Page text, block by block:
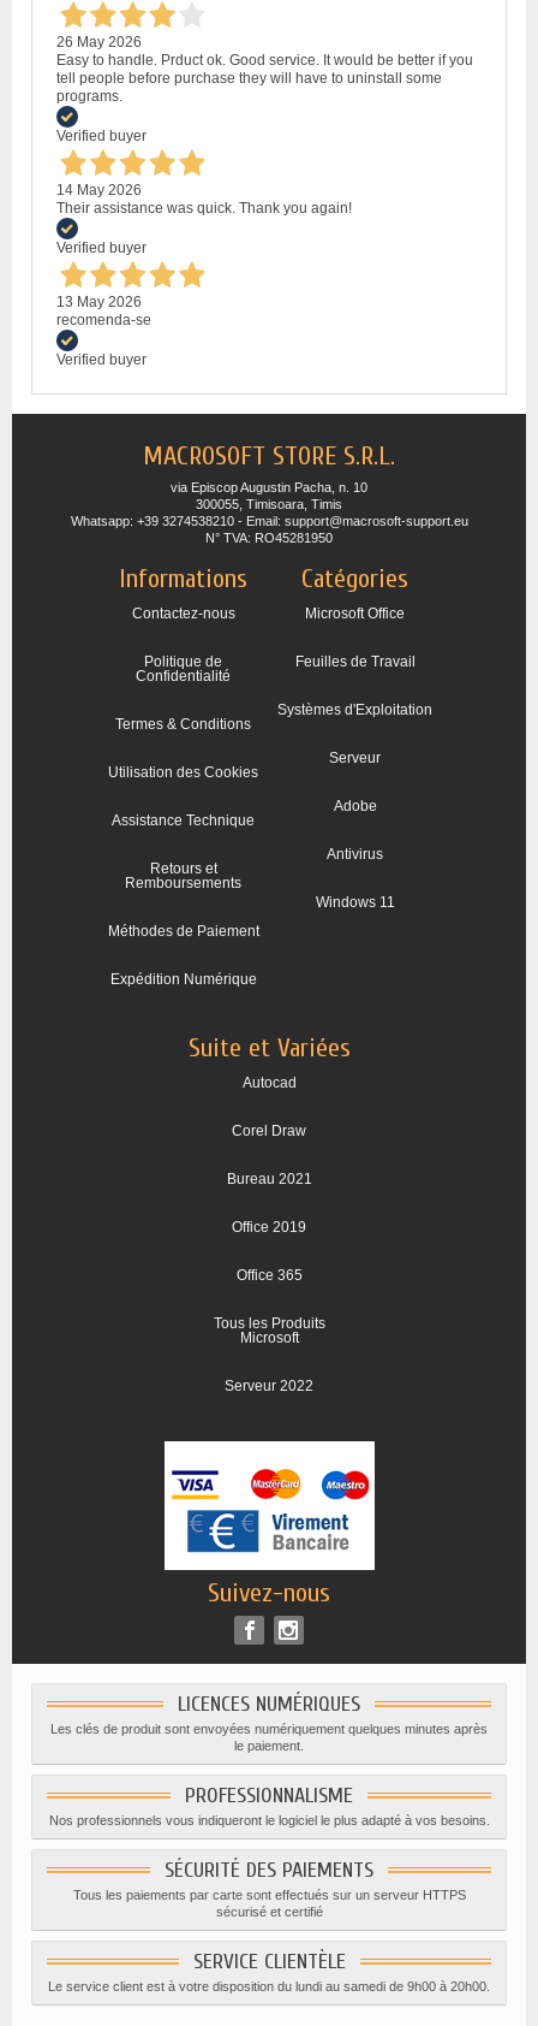
26 May 2026
Easy to handle. Prduct ok. Good service. It would be better if you
tell people before purchase they will have to uninstall some
programs.
Verified buyer
14 May 2026
Their assistance was quick. Thank you again!
Verified buyer
13 May 2026
recomenda-se
Verified buyer
MACROSOFT STORE S.R.L.
via Episcop Augustin Pacha, n. 10
300055, Timisoara, Timis
Whatsapp: +39 3274538210 - Email: support@macrosoft-support.eu
N° TVA: RO45281950
Informations
Contactez-nous
Politique de
Confidentialité
Termes & Conditions
Utilisation des Cookies
Assistance Technique
Retours et
Remboursements
Méthodes de Paiement
Expédition Numérique
Catégories
Microsoft Office
Feuilles de Travail
Systèmes d'Exploitation
Serveur
Adobe
Antivirus
Windows 11
Suite et Variées
Autocad
Corel Draw
Bureau 2021
Office 2019
Office 365
Tous les Produits
Microsoft
Serveur 2022
Suivez-nous
LICENCES NUMÉRIQUES
Les clés de produit sont envoyées numériquement quelques minutes après
le paiement.
PROFESSIONNALISME
Nos professionnels vous indiqueront le logiciel le plus adapté à vos besoins.
SÉCURITÉ DES PAIEMENTS
Tous les paiements par carte sont effectués sur un serveur HTTPS
sécurisé et certifié
SERVICE CLIENTÈLE
Le service client est à votre disposition du lundi au samedi de 9h00 à 20h00.